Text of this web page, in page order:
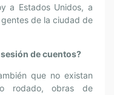
a Estados Unidos, a
de la ciudad de
de cuentos?
que no existan
rodado, obras de